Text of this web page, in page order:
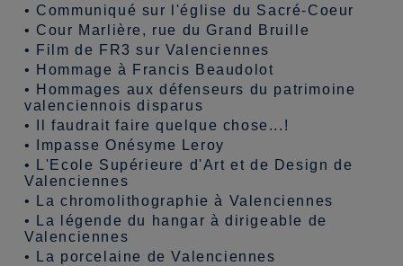
• Communiqué sur l'église du Sacré-Coeur
• Cour Marlière, rue du Grand Bruille
•
Film de FR3 sur Valenciennes
•
Hommage à Francis Beaudolot
•
Hommages aux défenseurs du patrimoine
valenciennois disparus
•
Il faudrait faire quelque chose...!
•
Impasse Onésyme Leroy
•
L'Ecole Supérieure d'Art et de Design de
Valenciennes
•
La chromolithographie à Valenciennes
•
La légende du hangar à dirigeable de
Valenciennes
•
La porcelaine de Valenciennes